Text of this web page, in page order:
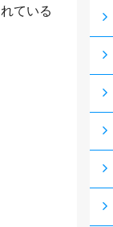
ている